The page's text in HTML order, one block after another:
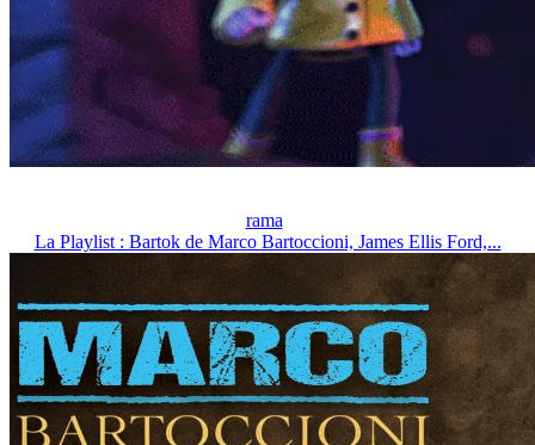
rama
La Playlist : Bartok de Marco Bartoccioni, James Ellis Ford,...